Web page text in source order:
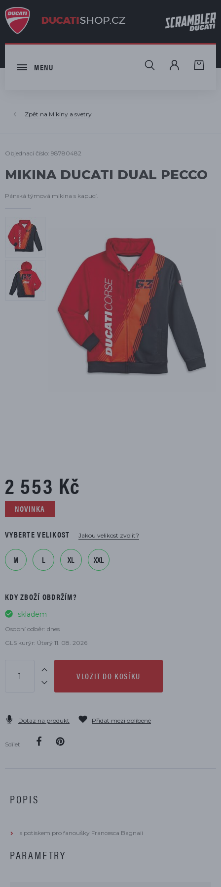
MENU HLEDAT
Mikiny a svetry
Objednací číslo: 98780482
MIKINA DUCATI DUAL PECCO
Pánská týmová mikina s kapucí.
2 553 Kč
NOVINKA
VYBERTE VELIKOST Jakou velikost zvolit?
M L XL XXL
KDY ZBOŽÍ OBDRŽÍM?
skladem
Osobní odběr: dnes
GLS kurýr: Úterý 11. 08. 2026
VLOŽIT DO KOŠÍKU
Dotaz na produkt Přidat mezi oblíbené
Sdílet
POPIS
s potiskem pro fanoušky Francesca Bagnaii
PARAMETRY